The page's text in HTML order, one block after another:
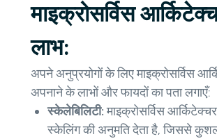
माइक्रोसर्विस
लाभ:
अपने अनुप्रयोगों के लिए माइक्रोसर्विस
अपनाने के लाभों और फायदों का पता लगाएँ:
स्केलेबिलिटी:माइक्रोसर्विस
स्केलिंग की अनुमति देता है, जिससे